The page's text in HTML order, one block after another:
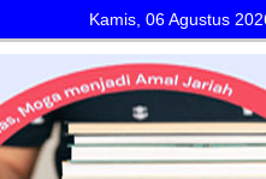
Kamis, 06 Agustus